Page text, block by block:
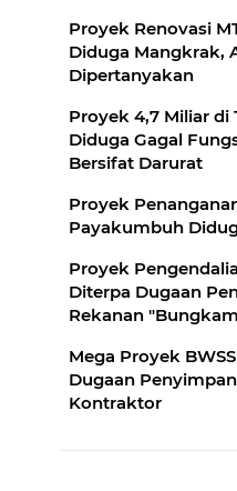
Proyek Renovasi
Diduga Mangkrak,
Dipertanyakan
Proyek 4,7 Miliar di
Diduga Gagal
Bersifat Darurat
Proyek
Payakumbuh
Proyek
Diterpa Dugaan
Rekanan
Mega Proyek
Dugaan
Kontraktor